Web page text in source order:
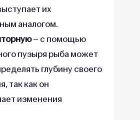
их
аналогом.
– с помощью
пузыря рыба может
глубину своего
так как он
изменения